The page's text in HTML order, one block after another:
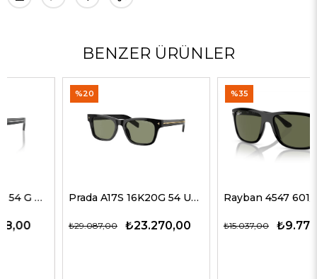
BENZER ÜRÜNLER
Prada A17S 16K20G 54 Unisex Güneş Gözlükleri
₺23.270,00
₺29.087,00
Rayban 4547 601/58 60 Erkek Güneş Gözlükleri
₺9.774,00
₺15.037,00